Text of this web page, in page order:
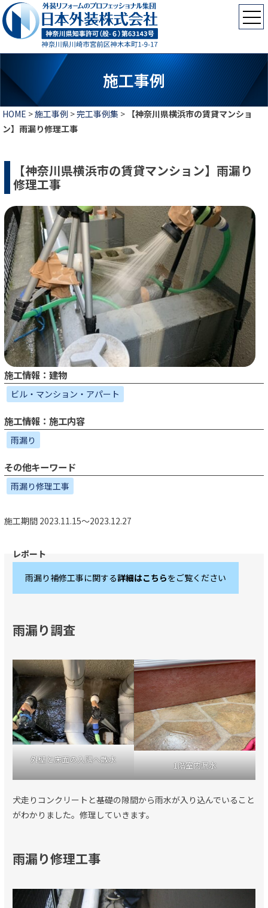
施工事例
HOME >施工事例 >完工事例集 > 【神奈川県横浜市の賃貸マンショ
ン】雨漏り修理工事
【神奈川県横浜市の賃貸マンション】雨漏り
修理工事
施工情報：建物
ビル・マンション・アパート
施工情報：施工内容
雨漏り
その他キーワード
雨漏り修理工事
施工期間 2023.11.15～2023.12.27
雨漏り補修工事に関する詳細はこちらをご覧ください
雨漏り調査
外壁と床面の入隅へ散水
1階室内漏水
犬走りコンクリートと基礎の隙間から雨水が入り込んでいること
がわかりました。修理していきます。
雨漏り修理工事